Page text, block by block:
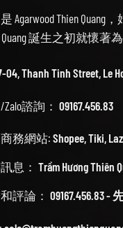
Agarwood Thien
Quang 誕生之初就懷
04, Thanh Tinh Street, Le
諮詢： 09167.456.83
務網站: Shopee,Tiki,
息： Trầm Hương Thiên
評論： 09167.456.83 -